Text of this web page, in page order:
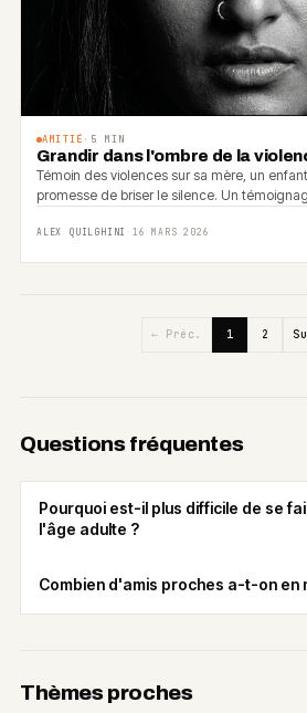
AMITIÉ · 5 MIN
Grandir dans l'ombre de la
Témoin des violences sur sa mère, un
promesse de briser le silence. Un
ALEX QUILGHINI · 16 MARS 2026
← Préc. 1 2
Questions fréquentes
Pourquoi est-il plus difficile de se
l'âge adulte ?
Combien d'amis proches a-t-on en
Thèmes proches